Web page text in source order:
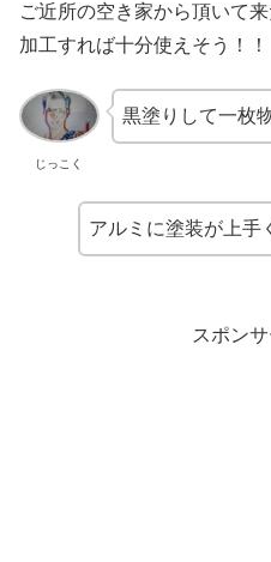
ご近所の空き家から頂いて
加工すれば十分使えそう！！
じっこく
黒塗りして一枚
アルミに塗装が上手
スポン